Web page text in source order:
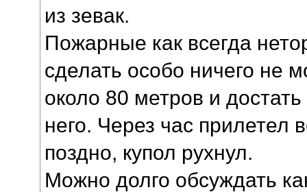
из зевак.
Пожарные как всегда
сделать особо ничего не
около 80 метров и
него. Через час прилетел
поздно, купол рухнул.
Можно долго обсуждать